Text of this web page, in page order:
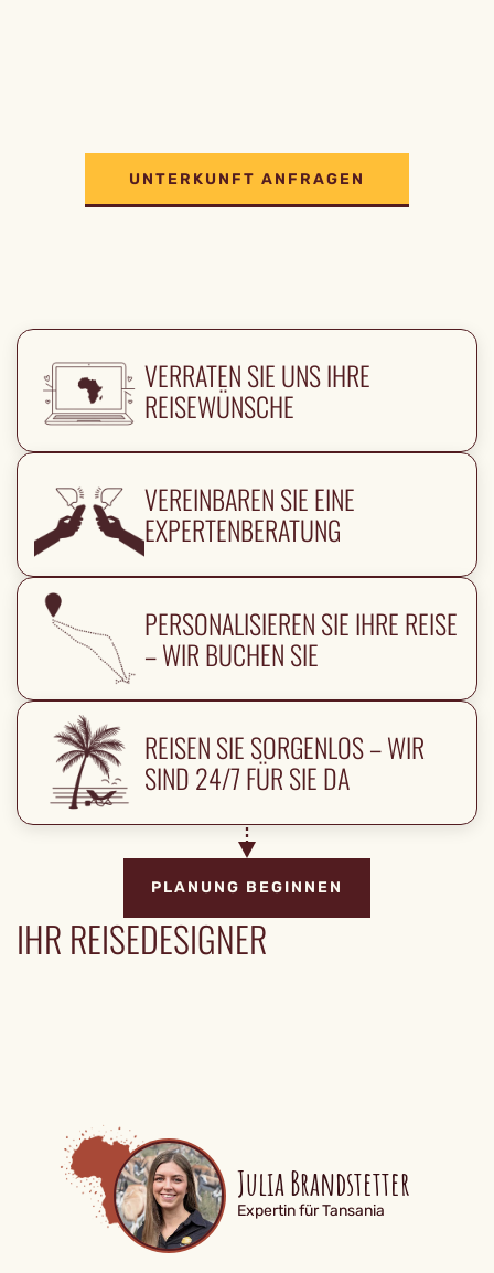
UNTERKUNFT ANFRAGEN
VERRATEN SIE UNS IHRE
REISEWÜNSCHE
VEREINBAREN SIE EINE
EXPERTENBERATUNG
PERSONALISIEREN SIE IHRE REISE
– WIR BUCHEN SIE
REISEN SIE SORGENLOS – WIR
SIND 24/7 FÜR SIE DA
PLANUNG BEGINNEN
IHR REISEDESIGNER
Julia Brandstetter
Expertin für Tansania